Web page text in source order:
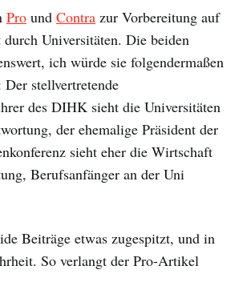
Pro und Contra zur Vorbereitung auf
Universitäten. Die beiden
ich würde sie folgendermaßen
Der stellvertretende
des DIHK sieht die Universitäten
der ehemalige Präsident der
sieht eher die Wirtschaft
Berufsanfänger an der Uni
Beiträge etwas zugespitzt, und in
So verlangt der Pro-Artikel